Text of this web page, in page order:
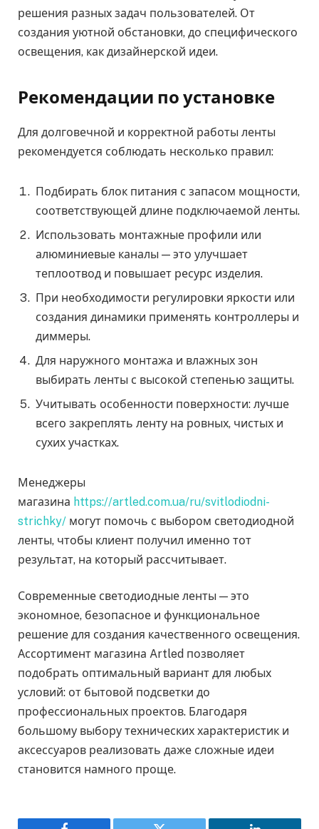
решения разных задач пользователей. От
создания уютной обстановки, до специфического
освещения, как дизайнерской идеи.
Рекомендации по установке
Для долговечной и корректной работы ленты
рекомендуется соблюдать несколько правил:
Подбирать блок питания с запасом мощности,
соответствующей длине подключаемой ленты.
Использовать монтажные профили или
алюминиевые каналы — это улучшает
теплоотвод и повышает ресурс изделия.
При необходимости регулировки яркости или
создания динамики применять контроллеры и
диммеры.
Для наружного монтажа и влажных зон
выбирать ленты с высокой степенью защиты.
Учитывать особенности поверхности: лучше
всего закреплять ленту на ровных, чистых и
сухих участках.
Менеджеры
магазина https://artled.com.ua/ru/svitlodiodni-
strichky/ могут помочь с выбором светодиодной
ленты, чтобы клиент получил именно тот
результат, на который рассчитывает.
Современные светодиодные ленты — это
экономное, безопасное и функциональное
решение для создания качественного освещения.
Ассортимент магазина Artled позволяет
подобрать оптимальный вариант для любых
условий: от бытовой подсветки до
профессиональных проектов. Благодаря
большому выбору технических характеристик и
аксессуаров реализовать даже сложные идеи
становится намного проще.